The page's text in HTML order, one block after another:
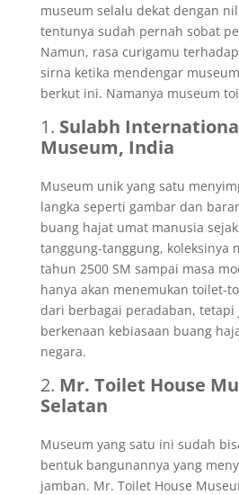
museum selalu dekat dengan
tentunya sudah pernah sobat
Namun, rasa curigamu
sirna ketika mendengar
berkut ini. Namanya museum
1. Sulabh
Museum, India
Museum unik yang satu
langka seperti gambar dan
buang hajat umat manusia
tanggung-tanggung, koleksinya
tahun 2500 SM sampai masa
hanya akan menemukan toilet-
dari berbagai peradaban, tetapi
berkenaan kebiasaan buang
negara.
2. Mr. Toilet House
Selatan
Museum yang satu ini sudah
bentuk bangunannya yang
jamban. Mr. Toilet House